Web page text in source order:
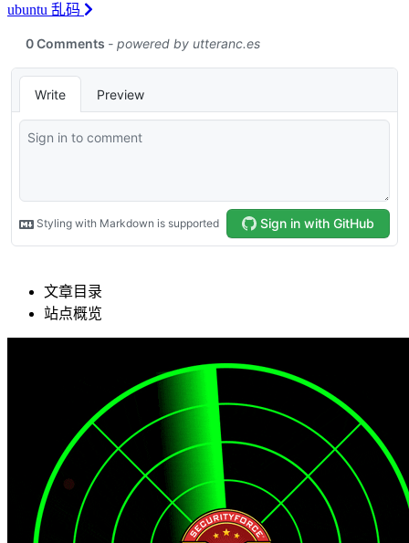
ubuntu 乱码
文章目录
站点概览